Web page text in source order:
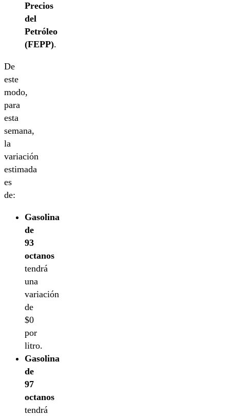
Precios
del
Petróleo
(FEPP).
De
este
modo,
para
esta
semana,
la
variación
estimada
es
de:
Gasolina
de
93
octanos
tendrá
una
variación
de
$0
por
litro.
Gasolina
de
97
octanos
tendrá